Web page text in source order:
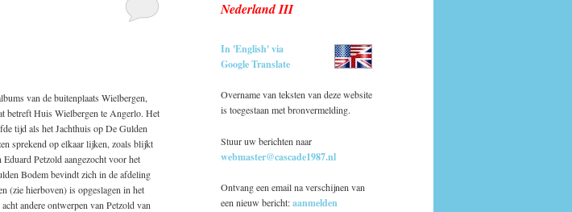
van de buitenplaats Wielbergen,
betreft Huis Wielbergen te Angerlo. Het
tijd als het Jachthuis op De Gulden
sprekend op elkaar lijken, zoals blijkt
Petzold aangezocht voor het
Bodem bevindt zich in de afdeling
(zie hierboven) is opgeslagen in het
andere ontwerpen van Petzold van
Nederland III
In 'English' via
Google Translate
Overname van teksten van deze website
is toegestaan met bronvermelding.
Stuur uw berichten naar
webmaster@cascade1987.nl
Ontvang een email na verschijnen van
een nieuw bericht:aanmelden